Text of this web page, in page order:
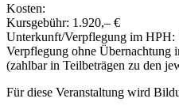
Kosten:
Kursgebühr: 1.920,– €
Unterkunft/Verpflegung im HPH:
Verpflegung ohne Übernachtung
(zahlbar in Teilbeträgen zu den
Für diese Veranstaltung wird